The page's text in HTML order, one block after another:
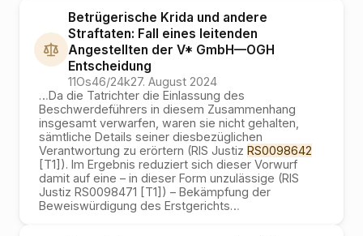
Betrügerische Krida und andere
Straftaten: Fall eines leitenden
Angestellten der V* GmbH—OGH
Entscheidung
11Os46/24k27. August 2024
…Da die Tatrichter die Einlassung des
Beschwerdeführers in diesem Zusammenhang
insgesamt verwarfen, waren sie nicht gehalten,
sämtliche Details seiner diesbezüglichen
Verantwortung zu erörtern (RIS Justiz RS0098642
[T1]). Im Ergebnis reduziert sich dieser Vorwurf
damit auf eine – in dieser Form unzulässige (RIS
Justiz RS0098471 [T1]) – Bekämpfung der
Beweiswürdigung des Erstgerichts…